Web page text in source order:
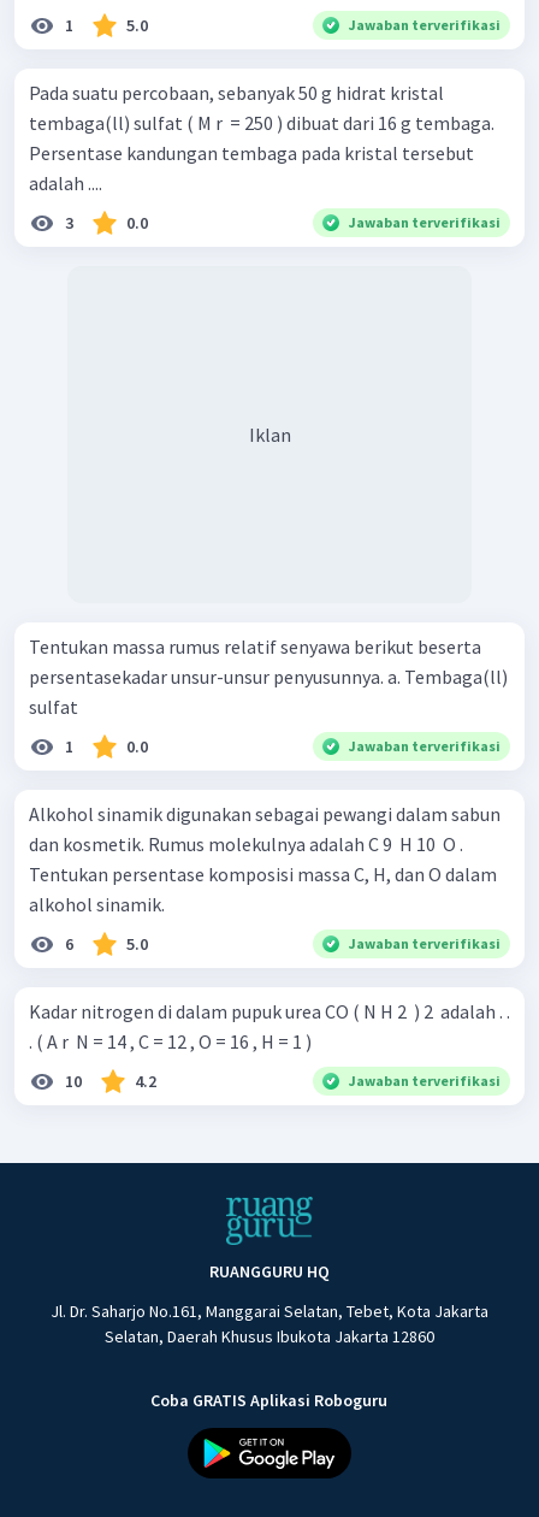
1 5.0 Jawaban terverifikasi
Pada suatu percobaan, sebanyak 50 g hidrat kristal
tembaga(ll) sulfat ( M r ​ = 250 ) dibuat dari 16 g tembaga.
Persentase kandungan tembaga pada kristal tersebut
adalah ....
3 0.0 Jawaban terverifikasi
Iklan
Tentukan massa rumus relatif senyawa berikut beserta
persentasekadar unsur-unsur penyusunnya. a. Tembaga(ll)
sulfat
1 0.0 Jawaban terverifikasi
Alkohol sinamik digunakan sebagai pewangi dalam sabun
dan kosmetik. Rumus molekulnya adalah C 9 ​ H 10 ​ O .
Tentukan persentase komposisi massa C, H, dan O dalam
alkohol sinamik.
6 5.0 Jawaban terverifikasi
Kadar nitrogen di dalam pupuk urea CO ( N H 2 ​ ) 2 ​ adalah . .
. ( A r ​ N = 14 , C = 12 , O = 16 , H = 1 )
10 4.2 Jawaban terverifikasi
RUANGGURU HQ
Jl. Dr. Saharjo No.161, Manggarai Selatan, Tebet, Kota Jakarta
Selatan, Daerah Khusus Ibukota Jakarta 12860
Coba GRATIS Aplikasi Roboguru